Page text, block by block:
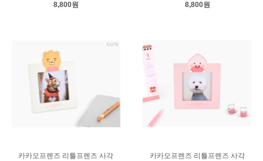
8,800원
8,800원
카카오프렌즈 리틀프렌즈 사각
카카오프렌즈 리틀프렌즈 사각